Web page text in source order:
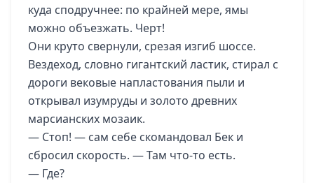
куда сподручнее: по крайней мере, ямы
можно объезжать. Черт!
Они круто свернули, срезая изгиб шоссе.
Вездеход, словно гигантский ластик, стирал с
дороги вековые напластования пыли и
открывал изумруды и золото древних
марсианских мозаик.
— Стоп! — сам себе скомандовал Бек и
сбросил скорость. — Там что-то есть.
— Где?